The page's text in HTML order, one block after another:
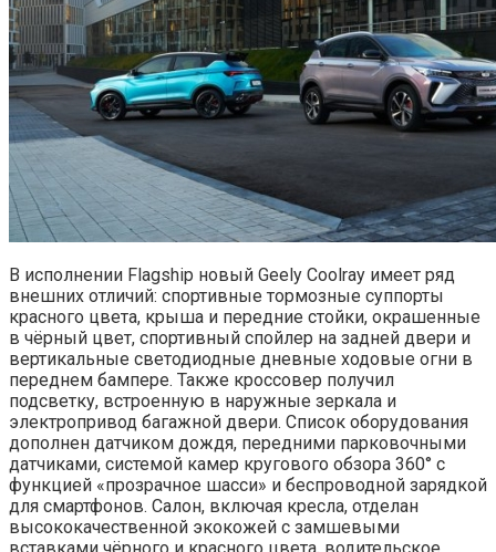
В исполнении Flagship новый Geely Coolray имеет ряд
внешних отличий: спортивные тормозные суппорты
красного цвета, крыша и передние стойки, окрашенные
в чёрный цвет, спортивный спойлер на задней двери и
вертикальные светодиодные дневные ходовые огни в
переднем бампере. Также кроссовер получил
подсветку, встроенную в наружные зеркала и
электропривод багажной двери. Список оборудования
дополнен датчиком дождя, передними парковочными
датчиками, системой камер кругового обзора 360° с
функцией «прозрачное шасси» и беспроводной зарядкой
для смартфонов. Салон, включая кресла, отделан
высококачественной экокожей с замшевыми